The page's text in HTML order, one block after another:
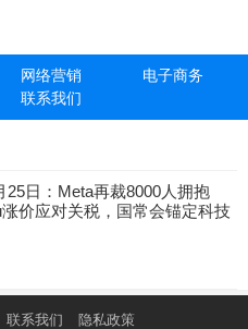
网络营销
电子商务
联系我们
25日：Meta再裁8000人拥抱
价应对关税，国常会锚定科技
联系我们 隐私政策